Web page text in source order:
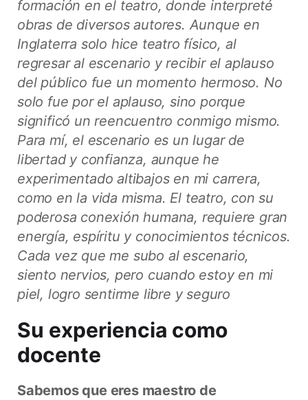
formación en el teatro, donde interpreté
obras de diversos autores. Aunque en
Inglaterra solo hice teatro físico, al
regresar al escenario y recibir el aplauso
del público fue un momento hermoso. No
solo fue por el aplauso, sino porque
significó un reencuentro conmigo mismo.
Para mí, el escenario es un lugar de
libertad y confianza, aunque he
experimentado altibajos en mi carrera,
como en la vida misma. El teatro, con su
poderosa conexión humana, requiere gran
energía, espíritu y conocimientos técnicos.
Cada vez que me subo al escenario,
siento nervios, pero cuando estoy en mi
piel, logro sentirme libre y seguro
Su experiencia como
docente
Sabemos que eres maestro de